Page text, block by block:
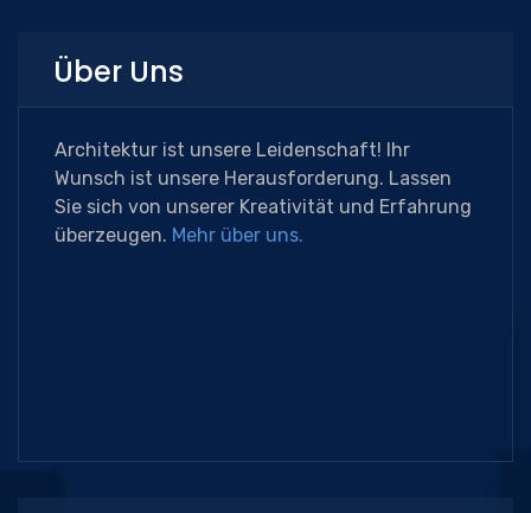
Über Uns
Architektur ist unsere Leidenschaft! Ihr
Wunsch ist unsere Herausforderung. Lassen
Sie sich von unserer Kreativität und Erfahrung
überzeugen. Mehr über uns.